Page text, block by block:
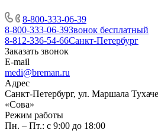
8-800-333-06-39
8-800-333-06-39Звонок бесплатный
8-812-336-54-66Санкт-Петербург
Заказать звонок
E-mail
medi@breman.ru
Адрес
Санкт-Петербург, ул. Маршала
«Сова»
Режим работы
Пн. – Пт.: с 9:00 до 18:00